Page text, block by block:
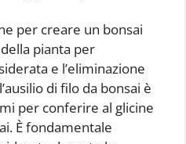
per creare un bonsai
pianta per
e l’eliminazione
di filo da bonsai è
per conferire al glicine
È fondamentale